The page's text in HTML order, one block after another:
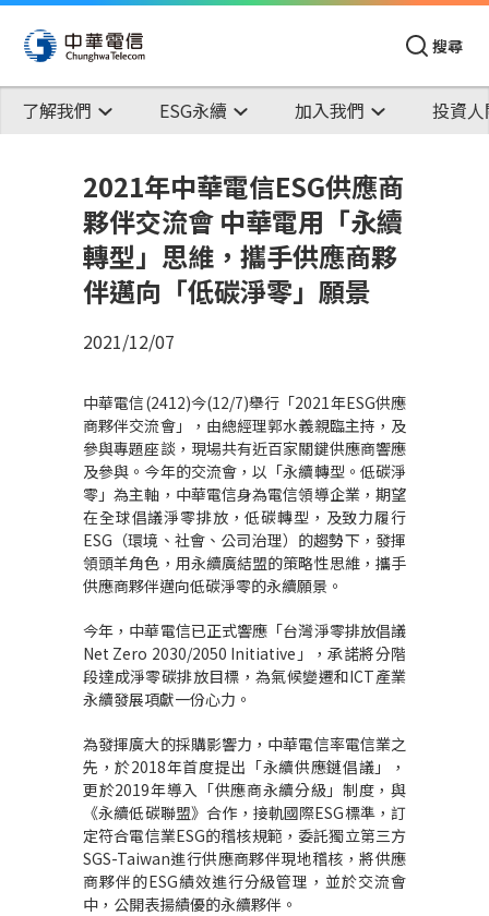
搜尋
了解我們 ESG永續 加入我們 投資
2021年中華電信ESG供應商
夥伴交流會 中華電用「永續
轉型」思維，攜手供應商夥
伴邁向「低碳淨零」願景
2021/12/07
中華電信(2412)今(12/7)舉行「2021年ESG供應
商夥伴交流會」，由總經理郭水義親臨主持，及
參與專題座談，現場共有近百家關鍵供應商響應
及參與。今年的交流會，以「永續轉型。低碳淨
零」為主軸，中華電信身為電信領導企業，期望
在全球倡議淨零排放，低碳轉型，及致力履行
ESG （環境、社會、公司治理）的趨勢下，發揮
領頭羊角色，用永續廣結盟的策略性思維，攜手
供應商夥伴邁向低碳淨零的永續願景。
今年，中華電信已正式響應「台灣淨零排放倡議
Net Zero 2030/2050 Initiative 」，承諾將分階
段達成淨零碳排放目標，為氣候變遷和ICT產業
永續發展項獻一份心力。
為發揮廣大的採購影響力，中華電信率電信業之
先，於2018年首度提出「永續供應鏈倡議」，
更於2019年導入「供應商永續分級」制度，與
《永續低碳聯盟》合作，接軌國際ESG標準，訂
定符合電信業ESG的稽核規範，委託獨立第三方
SGS-Taiwan進行供應商夥伴現地稽核，將供應
商夥伴的ESG績效進行分級管理，並於交流會
中，公開表揚績優的永續夥伴。